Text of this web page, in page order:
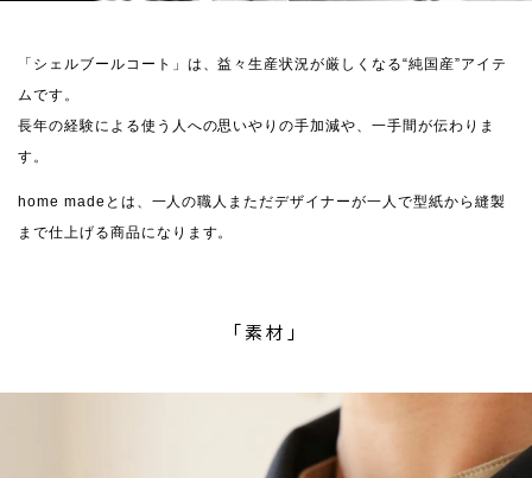
「シェルブールコート」は、益々生産状況が厳しくなる“純国産”アイテ
ムです。
長年の経験による使う人への思いやりの手加減や、一手間が伝わりま
す。
home madeとは、一人の職人まただデザイナーが一人で型紙から縫製
まで仕上げる商品になります。
「素材」